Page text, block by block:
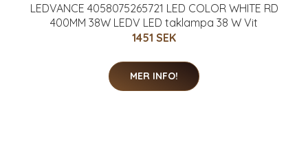
LEDVANCE 4058075265721 LED COLOR WHITE RD
400MM 38W LEDV LED taklampa 38 W Vit
1451 SEK
MER INFO!